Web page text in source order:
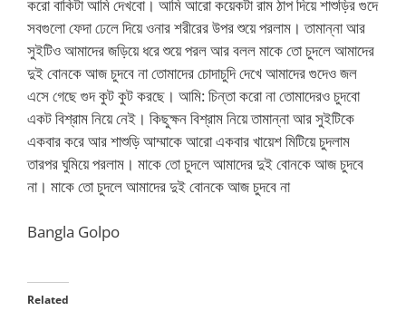
করো বাকিটা আমি দেখবো। আমি আরো কয়েকটা রাম ঠাপ দিয়ে শাশুড়ির গুদে
সবগুলো ফেদা ঢেলে দিয়ে ওনার শরীরের উপর শুয়ে পরলাম। তামান্না আর
সুইটিও আমাদের জড়িয়ে ধরে শুয়ে পরল আর বলল মাকে তো চুদলে আমাদের
দুই বোনকে আজ চুদবে না তোমাদের চোদাচুদি দেখে আমাদের গুদেও জল
এসে গেছে গুদ কুট কুট করছে। আমি: চিন্তা করো না তোমাদেরও চুদবো
একট বিশ্রাম নিয়ে নেই। কিছুক্ষন বিশ্রাম নিয়ে তামান্না আর সুইটিকে
একবার করে আর শাশুড়ি আম্মাকে আরো একবার খায়েশ মিটিয়ে চুদলাম
তারপর ঘুমিয়ে পরলাম। মাকে তো চুদলে আমাদের দুই বোনকে আজ চুদবে
না। মাকে তো চুদলে আমাদের দুই বোনকে আজ চুদবে না
Bangla Golpo
Related